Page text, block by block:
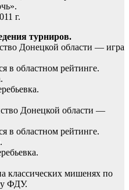
г.
турниров.
Донецкой области — игра
в областном рейтинге.
Донецкой области —
в областном рейтинге.
классических мишенях по
ФДУ.